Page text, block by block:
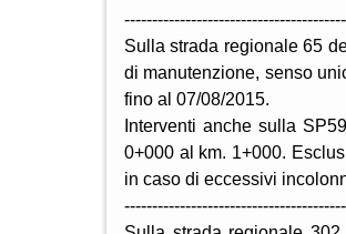
Sulla strada regionale 65
di manutenzione, senso
fino al 07/08/2015.
Interventi anche sulla
0+000 al km. 1+000.
in caso di eccessivi